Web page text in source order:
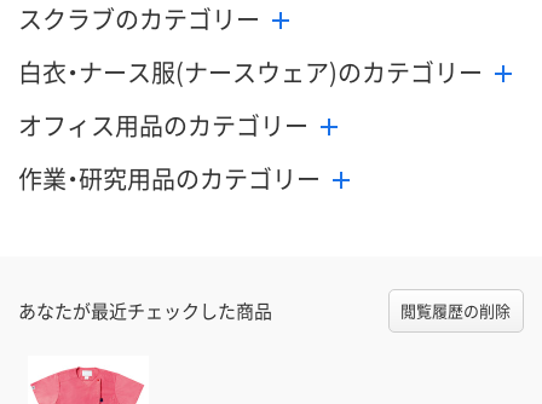
スクラブのカテゴリー
白衣・ナース服(ナースウェア)のカテゴリー
オフィス用品のカテゴリー
作業・研究用品のカテゴリー
あなたが最近チェックした商品 閲覧履歴の削除